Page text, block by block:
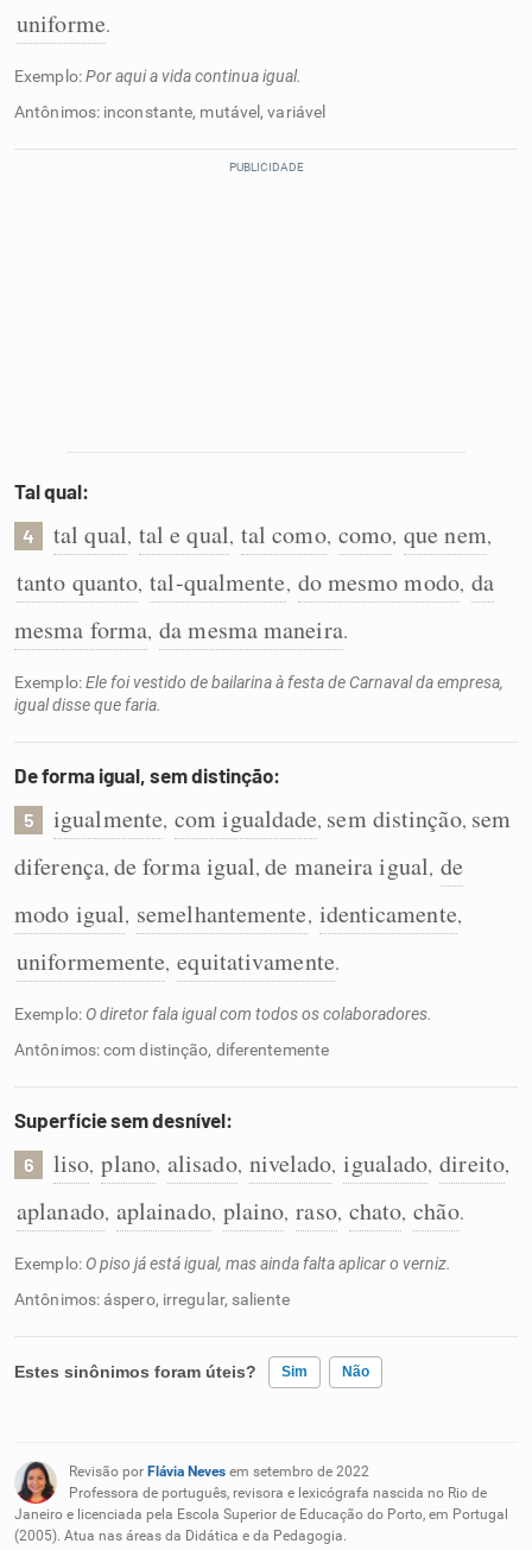
uniforme.
Exemplo:Por aqui a vida continua igual.
Antônimos: inconstante, mutável, variável
Tal qual:
4 tal qual, tal e qual, tal como, como, que nem,
tanto quanto, tal-qualmente, do mesmo modo, da
mesma forma, da mesma maneira.
Exemplo:Ele foi vestido de bailarina à festa de Carnaval da empresa,
igual disse que faria.
De forma igual, sem distinção:
5 igualmente, com igualdade, sem distinção, sem
diferença, de forma igual,de maneira igual, de
modo igual, semelhantemente, identicamente,
uniformemente, equitativamente.
Exemplo: O diretor fala igual com todos os colaboradores.
Antônimos: com distinção, diferentemente
Superfície sem desnível:
6 liso, plano, alisado, nivelado, igualado, direito,
aplanado, aplainado, plaino, raso, chato, chão.
Exemplo: O piso já está igual, mas ainda falta aplicar o verniz.
Antônimos: áspero, irregular, saliente
Estes sinônimos foram úteis? Sim Não
Nenhum dos sinônimos apresentados me ajudou
Outro
Revisão por Flávia Neves em setembro de 2022
Professora de português, revisora e lexicógrafa nascida no Rio de
Janeiro e licenciada pela Escola Superior de Educação do Porto, em Portugal
(2005). Atua nas áreas da Didática e da Pedagogia.